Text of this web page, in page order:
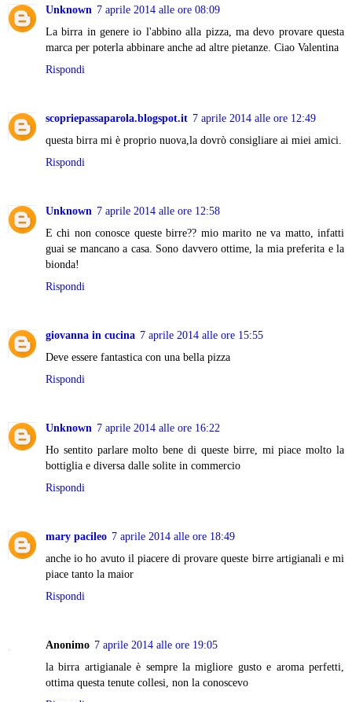
Unknown 7 aprile 2014 alle ore 08:09
La birra in genere io l'abbino alla pizza, ma devo provare questa
marca per poterla abbinare anche ad altre pietanze. Ciao Valentina
Rispondi
scopriepassaparola.blogspot.it 7 aprile 2014 alle ore 12:49
questa birra mi è proprio nuova,la dovrò consigliare ai miei amici.
Rispondi
Unknown 7 aprile 2014 alle ore 12:58
E chi non conosce queste birre?? mio marito ne va matto, infatti
guai se mancano a casa. Sono davvero ottime, la mia preferita e la
bionda!
Rispondi
giovanna in cucina 7 aprile 2014 alle ore 15:55
Deve essere fantastica con una bella pizza
Rispondi
Unknown 7 aprile 2014 alle ore 16:22
Ho sentito parlare molto bene di queste birre, mi piace molto la
bottiglia e diversa dalle solite in commercio
Rispondi
mary pacileo 7 aprile 2014 alle ore 18:49
anche io ho avuto il piacere di provare queste birre artigianali e mi
piace tanto la maior
Rispondi
Anonimo 7 aprile 2014 alle ore 19:05
la birra artigianale è sempre la migliore gusto e aroma perfetti,
ottima questa tenute collesi, non la conoscevo